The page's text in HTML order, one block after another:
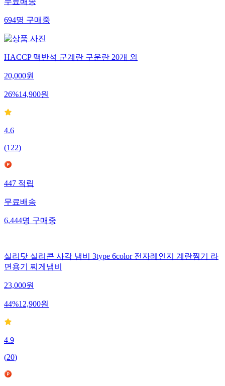
무료배송
694명구매중
HACCP 맥반석 군계란 구운란 20개 외
20,000원
26%14,900원
4.6
(122)
447적립
무료배송
6,444명구매중
실리닷 실리콘 사각 냄비 3type 6color 전자레인지 계란찜기 라
면용기 찌게냄비
23,000원
44%12,900원
4.9
(20)